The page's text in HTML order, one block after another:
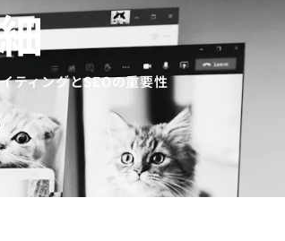
ティングとSEOの重要性